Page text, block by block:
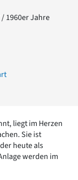
1960er Jahre
liegt im Herzen
Sie ist
heute als
werden im